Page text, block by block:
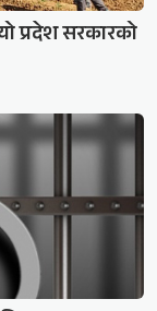
प्रदेश सरकारको